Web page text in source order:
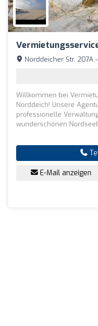
Norddeicher Str. 207A
Willkommen bei
Norddeich! Unsere
professionelle
wunderschönen
E-Mail anzeigen